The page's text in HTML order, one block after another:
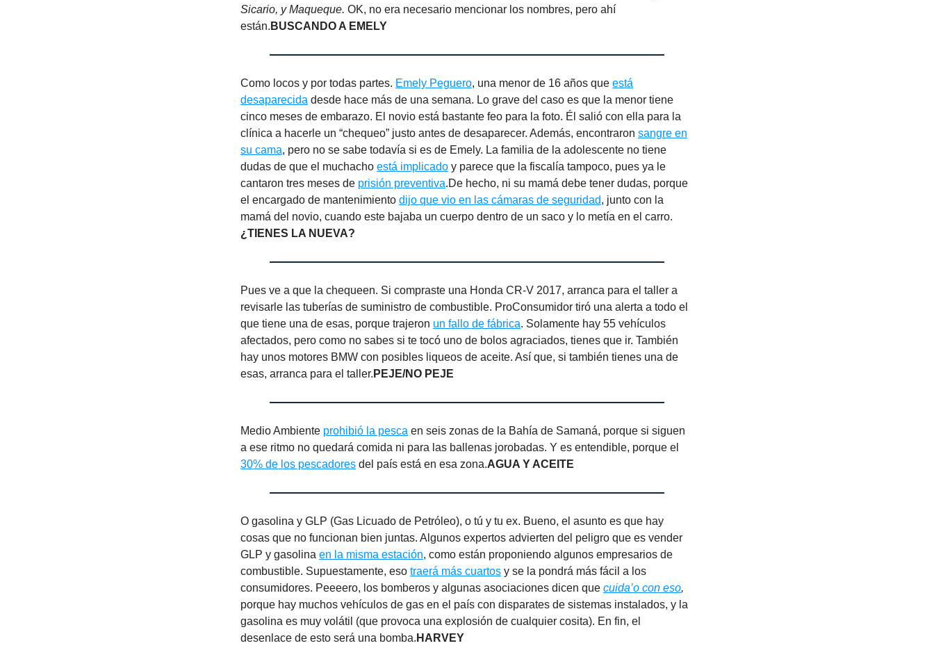
Sicario, y Maqueque. OK, no era necesario mencionar los nombres, pero ahí
están. BUSCANDO A EMELY
Como locos y por todas partes. Emely Peguero, una menor de 16 años que está
desaparecida desde hace más de una semana. Lo grave del caso es que la menor tiene
cinco meses de embarazo. El novio está bastante feo para la foto. Él salió con ella para la
clínica a hacerle un “chequeo” justo antes de desaparecer. Además, encontraron sangre en
su cama, pero no se sabe todavía si es de Emely. La familia de la adolescente no tiene
dudas de que el muchacho está implicado y parece que la fiscalía tampoco, pues ya le
cantaron tres meses de prisión preventiva.De hecho, ni su mamá debe tener dudas, porque
el encargado de mantenimiento dijo que vio en las cámaras de seguridad, junto con la
mamá del novio, cuando este bajaba un cuerpo dentro de un saco y lo metía en el carro.
¿TIENES LA NUEVA?
Pues ve a que la chequeen. Si compraste una Honda CR-V 2017, arranca para el taller a
revisarle las tuberías de suministro de combustible. ProConsumidor tiró una alerta a todo el
que tiene una de esas, porque trajeron un fallo de fábrica. Solamente hay 55 vehículos
afectados, pero como no sabes si te tocó uno de bolos agraciados, tienes que ir. También
hay unos motores BMW con posibles liqueos de aceite. Así que, si también tienes una de
esas, arranca para el taller. PEJE/NO PEJE
Medio Ambiente prohibió la pesca en seis zonas de la Bahía de Samaná, porque si siguen
a ese ritmo no quedará comida ni para las ballenas jorobadas. Y es entendible, porque el
30% de los pescadores del país está en esa zona.AGUA Y ACEITE
O gasolina y GLP (Gas Licuado de Petróleo), o tú y tu ex. Bueno, el asunto es que hay
cosas que no funcionan bien juntas. Algunos expertos advierten del peligro que es vender
GLP y gasolina en la misma estación, como están proponiendo algunos empresarios de
combustible. Supuestamente, eso traerá más cuartos y se la pondrá más fácil a los
consumidores. Peeeero, los bomberos y algunas asociaciones dicen que cuida’o con eso,
porque hay muchos vehículos de gas en el país con disparates de sistemas instalados, y la
gasolina es muy volátil (que provoca una explosión de cualquier cosita). En fin, el
desenlace de esto será una bomba. HARVEY